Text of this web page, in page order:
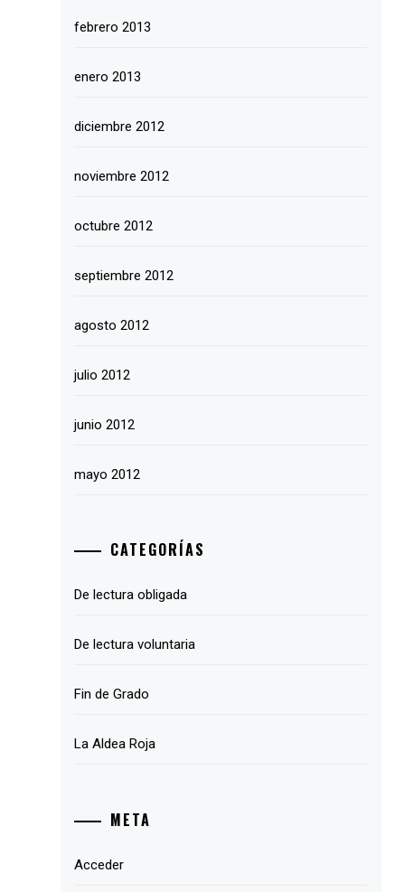
febrero 2013
enero 2013
diciembre 2012
noviembre 2012
octubre 2012
septiembre 2012
agosto 2012
julio 2012
junio 2012
mayo 2012
CATEGORÍAS
De lectura obligada
De lectura voluntaria
Fin de Grado
La Aldea Roja
META
Acceder